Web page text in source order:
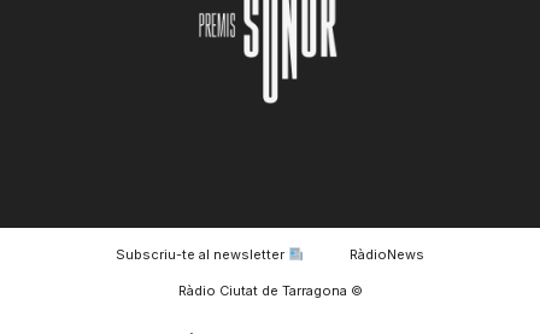
RàdioNews
Subscriu-te al newsletter
© Ràdio Ciutat de Tarragona